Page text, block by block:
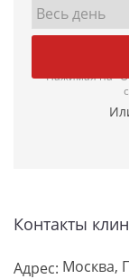
Нажимая на
Контакты
Адрес: Москва,